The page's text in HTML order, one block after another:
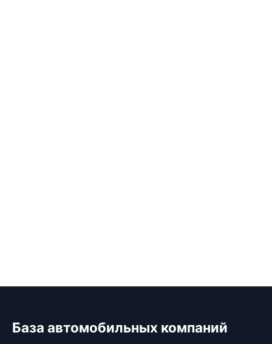
База автомобильных компаний